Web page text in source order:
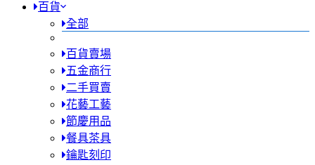
百貨
全部
百貨賣場
五金商行
二手買賣
花藝工藝
節慶用品
餐具茶具
鑰匙刻印